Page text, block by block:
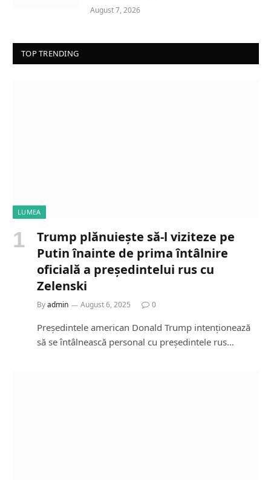
August 7, 2026
TOP TRENDING
LUMEA
Trump plănuiește să-l viziteze pe
Putin înainte de prima întâlnire
oficială a președintelui rus cu
Zelenski
Byadmin August 6, 2025 0
Președintele american Donald Trump intenționează
să se întâlnească personal cu președintele rus…